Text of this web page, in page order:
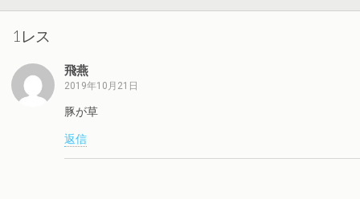
1レス
飛燕
2019年10月21日
豚が草
返信